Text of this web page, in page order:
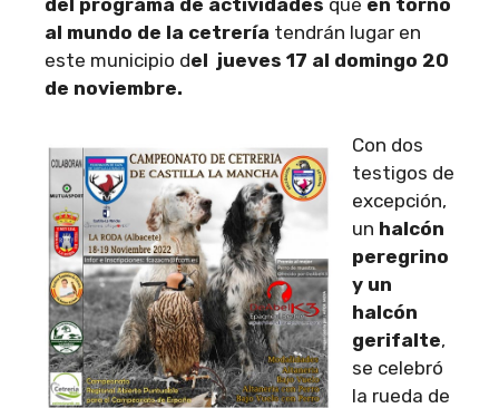
del programa de actividades que en torno
al mundo de la cetrería tendrán lugar en
este municipio del jueves 17 al domingo 20
de noviembre.
Con dos
testigos de
excepción,
un halcón
peregrino
y un
halcón
gerifalte,
se celebró
la rueda de